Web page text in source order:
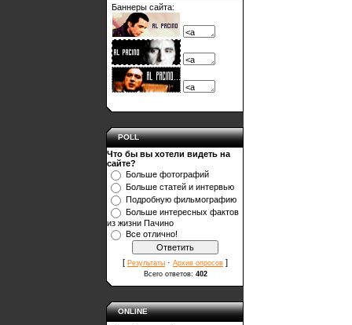
Баннеры сайта:
POLL
Что бы вы хотели видеть на
сайте?
Больше фотографий
Больше статей и интервью
Подробную фильмографию
Больше интересных фактов
из жизни Пачино
Все отлично!
[ Результаты · Архив опросов ]
Всего ответов: 402
ONLINE